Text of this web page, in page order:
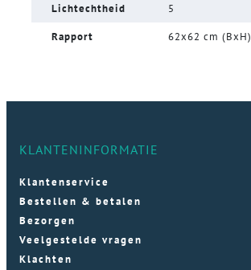
Lichtechtheid 5
Rapport 62x62 cm (BxH)
KLANTENINFORMATIE
Klantenservice
Bestellen & betalen
Bezorgen
Veelgestelde vragen
Klachten